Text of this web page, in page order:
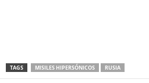
TAGS MISILES HIPERSÓNICOS RUSIA